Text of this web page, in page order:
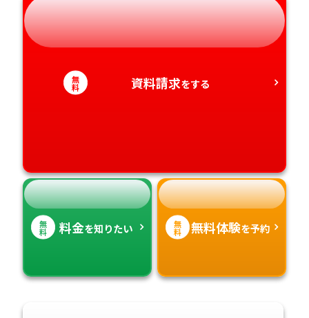
岐阜県
静岡県
愛知県
奈良県
和歌山県
山口県
徳島県
香川県
熊本県
大分県
宮崎県
無
料 資料請求をする
無
料 料金を知りたい 無
料 無料体験を予約